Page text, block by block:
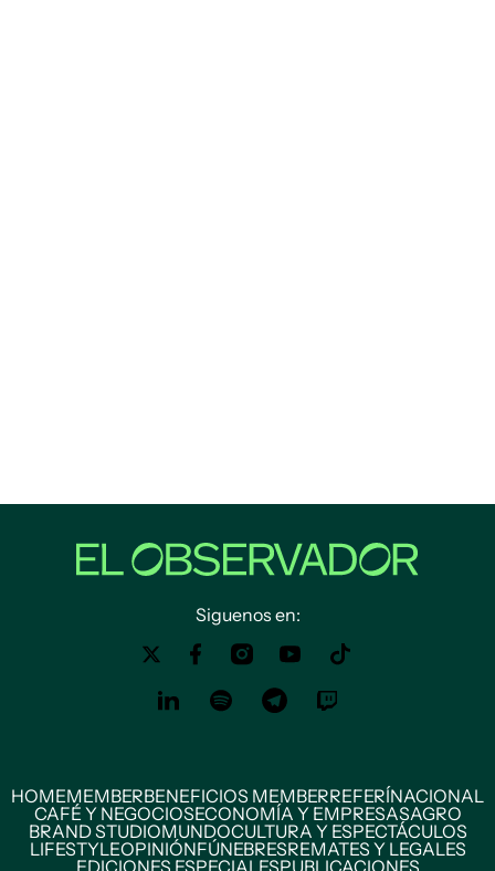
Siguenos en:
HOMEMEMBERBENEFICIOS MEMBERREFERÍNACIONAL
CAFÉ Y NEGOCIOSECONOMÍA Y EMPRESASAGRO
BRAND STUDIOMUNDOCULTURA Y ESPECTÁCULOS
LIFESTYLEOPINIÓNFÚNEBRESREMATES Y LEGALES
EDICIONES ESPECIALESPUBLICACIONES